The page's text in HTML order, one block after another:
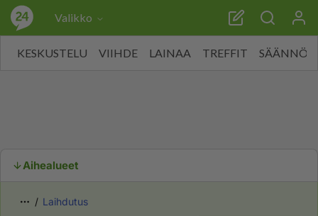
Valikko
KESKUSTELU VIIHDE LAINAA TREFFIT SÄÄNNÖT
Aihealueet
Laihdutus